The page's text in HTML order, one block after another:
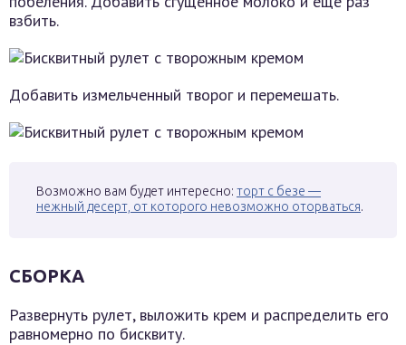
взбить.
Добавить измельченный творог и перемешать.
Возможно вам будет интересно: торт с безе —
нежный десерт, от которого невозможно оторваться.
СБОРКА
Развернуть рулет, выложить крем и распределить его
равномерно по бисквиту.